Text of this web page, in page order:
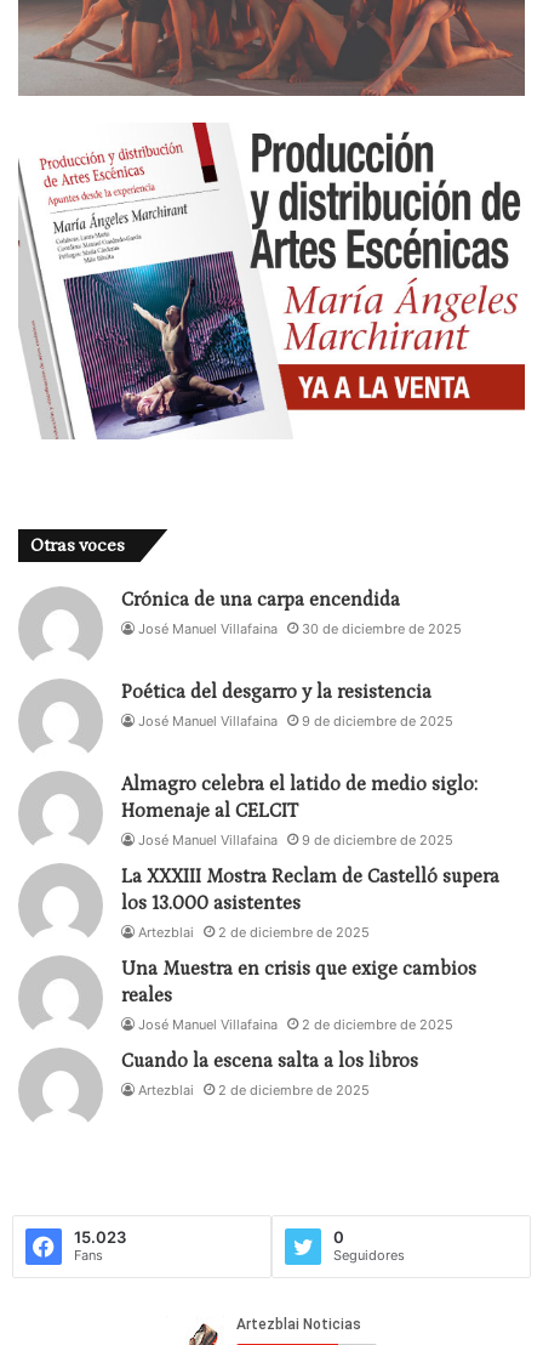
Otras voces
Crónica de una carpa encendida
José Manuel Villafaina 30 de diciembre de 2025
Poética del desgarro y la resistencia
José Manuel Villafaina 9 de diciembre de 2025
Almagro celebra el latido de medio siglo:
Homenaje al CELCIT
José Manuel Villafaina 9 de diciembre de 2025
La XXXIII Mostra Reclam de Castelló supera
los 13.000 asistentes
Artezblai 2 de diciembre de 2025
Una Muestra en crisis que exige cambios
reales
José Manuel Villafaina 2 de diciembre de 2025
Cuando la escena salta a los libros
Artezblai 2 de diciembre de 2025
15.023
Fans
0
Seguidores